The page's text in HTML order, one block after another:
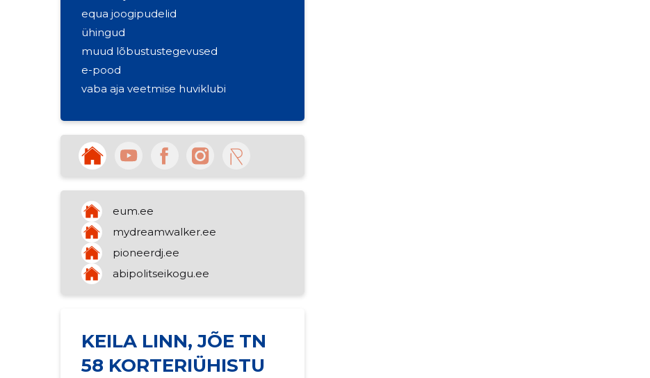
equa joogipudelid
ühingud
muud lõbustustegevused
e-pood
vaba aja veetmise huviklubi
eum.ee
mydreamwalker.ee
pioneerdj.ee
abipolitseikogu.ee
KEILA LINN, JÕE TN
58 KORTERIÜHISTU